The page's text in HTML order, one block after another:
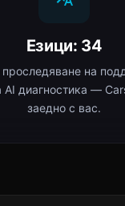
Езици: 34
на
AI диагностика —
заедно с вас.